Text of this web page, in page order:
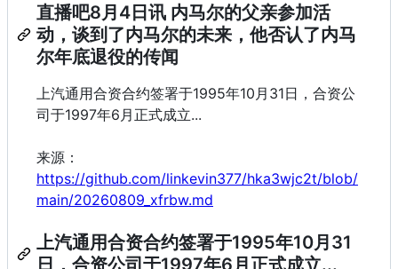
直播吧8月4日讯 内马尔的父亲参加活
动，谈到了内马尔的未来，他否认了内马
尔年底退役的传闻
上汽通用合资合约签署于1995年10月31日，合资公
司于1997年6月正式成立...
来源：
https://github.com/linkevin377/hka3wjc2t/blob/
main/20260809_xfrbw.md
上汽通用合资合约签署于1995年10月31
日，合资公司于1997年6月正式成立...